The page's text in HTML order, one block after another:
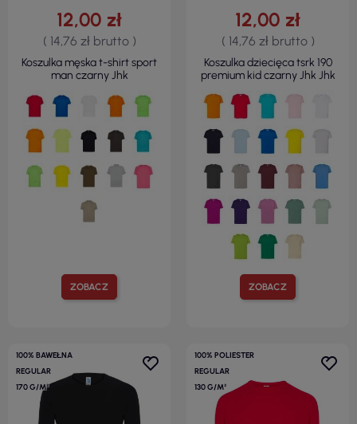
ZOBACZ
12,00 zł
( 14,76 zł brutto )
Koszulka męska t-shirt sport
man czarny Jhk
ZOBACZ
12,00 zł
( 14,76 zł brutto )
Koszulka dziecięca tsrk 190
premium kid czarny Jhk Jhk
100% BAWEŁNA
REGULAR
170 G/M²
100% POLIESTER
REGULAR
130 G/M²